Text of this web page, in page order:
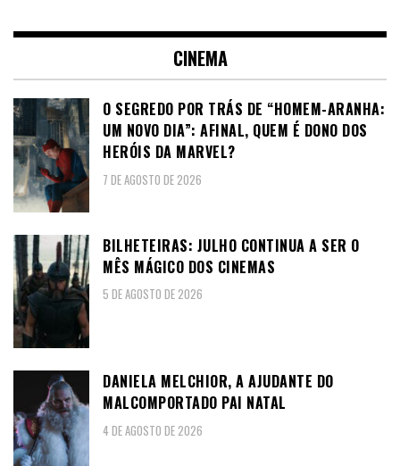
CINEMA
O SEGREDO POR TRÁS DE “HOMEM-ARANHA:
UM NOVO DIA”: AFINAL, QUEM É DONO DOS
HERÓIS DA MARVEL?
7 DE AGOSTO DE 2026
BILHETEIRAS: JULHO CONTINUA A SER O
MÊS MÁGICO DOS CINEMAS
5 DE AGOSTO DE 2026
DANIELA MELCHIOR, A AJUDANTE DO
MALCOMPORTADO PAI NATAL
4 DE AGOSTO DE 2026